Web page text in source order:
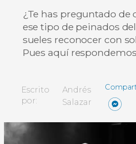
¿Te has preguntado de
ese tipo de peinados
sueles reconocer con
Pues aquí
Escrito
por:
Andrés
Salazar